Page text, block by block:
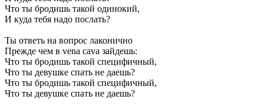
Что ты бродишь такой одинокий,
И куда тебя надо послать?
Ты ответь на вопрос лаконично
Прежде чем в vena cava зайдешь:
Что ты бродишь такой специфичный,
Что ты девушке спать не даешь?
Что ты бродишь такой специфичный,
Что ты девушке спать не даешь?